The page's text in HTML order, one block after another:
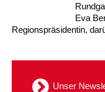
Eva
Regionspräsidentin,
Unser